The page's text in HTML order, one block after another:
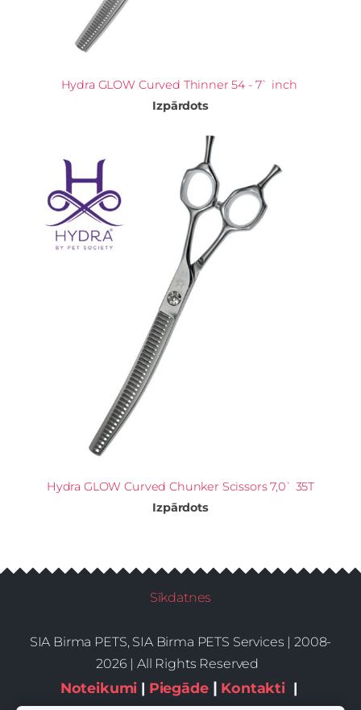
Hydra GLOW Curved Thinner 54 - 7` inch
Izpārdots
Hydra GLOW Curved Chunker Scissors 7,0` 35T
Izpārdots
Sīkdatnes
SIA Birma PETS, SIA Birma PETS Services | 2008-
2026 | All Rights Reserved
Noteikumi | Piegāde | Kontakti|